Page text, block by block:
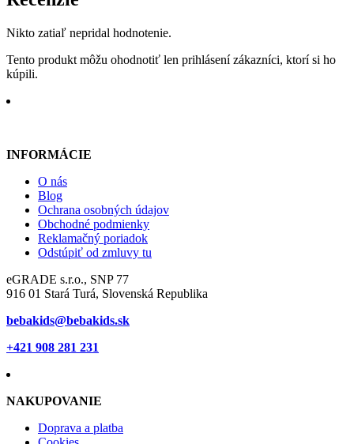
Nikto zatiaľ nepridal hodnotenie.
Tento produkt môžu ohodnotiť len prihlásení zákazníci, ktorí si ho
kúpili.
INFORMÁCIE
O nás
Blog
Ochrana osobných údajov
Obchodné podmienky
Reklamačný poriadok
Odstúpiť od zmluvy tu
eGRADE s.r.o., SNP 77
916 01 Stará Turá, Slovenská Republika
bebakids@bebakids.sk
+421 908 281 231
NAKUPOVANIE
Doprava a platba